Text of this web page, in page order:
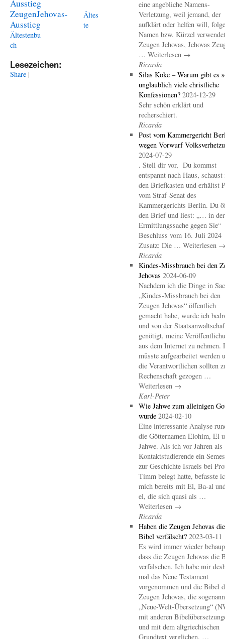
Ausstieg
ZeugenJehovas-
Ausstieg
Ältes
te
Ältestenbu
ch
Lesezeichen:
Share |
eine angebliche Namens-
Verletzung, weil jemand, der
aufklärt oder helfen will,
Namen bzw. Kürzel
Zeugen Jehovas, Jehovas
… Weiterlesen →
Ricarda
Silas Koke – Warum gibt es
unglaublich viele christliche
Konfessionen? 2024-12-29
Sehr schön erklärt und
recherschiert.
Ricarda
Post vom Kammergericht
wegen Vorwurf
2024-07-29
. Stell dir vor, Du kommst
entspannt nach Haus, schaust
den Briefkasten und erhältst
vom Straf-Senat des
Kammergerichts Berlin. Du
den Brief und liest: „… in der
Ermittlungssache gegen Sie“
Beschluss vom 16. Juli 2024
Zusatz: Die … Weiterlesen →
Ricarda
Kindes-Missbrauch bei den
Jehovas 2024-06-09
Nachdem ich die Dinge in
„Kindes-Missbrauch bei den
Zeugen Jehovas“ öffentlich
gemacht habe, wurde ich
und von der
genötigt, meine
aus dem Internet zu nehmen.
müsste aufgearbeitet werden
die Verantwortlichen sollten
Rechenschaft gezogen …
Weiterlesen →
Karl-Peter
Wie Jahwe zum alleinigen
wurde 2024-02-10
Eine interessante Analyse
die Götternamen Elohim, El
Jahwe. Als ich vor Jahren als
Kontaktstudierende ein
zur Geschichte Israels bei
Timm belegt hatte, befasste
mich bereits mit El, Ba-al
el, die sich quasi als …
Weiterlesen →
Ricarda
Haben die Zeugen Jehovas die
Bibel verfälscht? 2023-03-11
Es wird immer wieder
dass die Zeugen Jehovas die
verfälschen. Ich habe mir
mal das Neue Testament
vorgenommen und die Bibel
Zeugen Jehovas, die
„Neue-Welt-Übersetzung“
mit anderen
und mit dem altgriechischen
Grundtext verglichen. …